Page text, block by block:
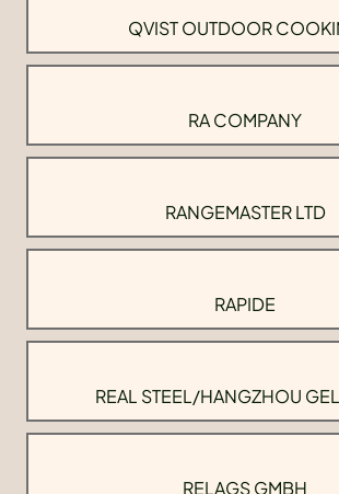
QVIST OUTDOOR
RA COMPANY
RANGEMASTER LTD
RAPIDE
REAL STEEL/HANGZHOU
RELAGS GMBH